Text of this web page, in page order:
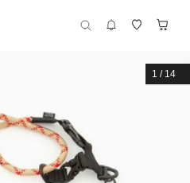
1 / 14